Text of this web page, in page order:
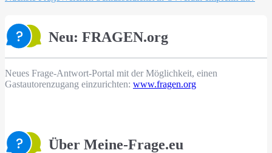
Neu: FRAGEN.org
Neues Frage-Antwort-Portal mit der Möglichkeit, einen
Gastautorenzugang einzurichten: www.fragen.org
Über Meine-Frage.eu